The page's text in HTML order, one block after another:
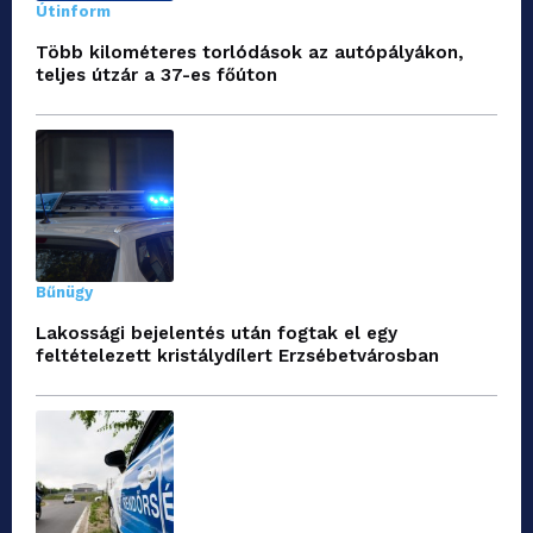
Útinform
Több kilométeres torlódások az autópályákon,
teljes útzár a 37-es főúton
Bűnügy
Lakossági bejelentés után fogtak el egy
feltételezett kristálydílert Erzsébetvárosban